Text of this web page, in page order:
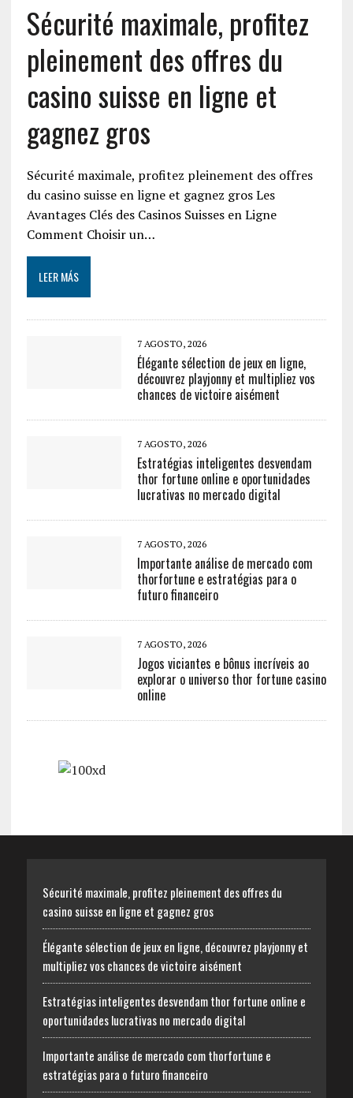
Sécurité maximale, profitez
pleinement des offres du
casino suisse en ligne et
gagnez gros
Sécurité maximale, profitez pleinement des offres
du casino suisse en ligne et gagnez gros Les
Avantages Clés des Casinos Suisses en Ligne
Comment Choisir un…
LEER MÁS
7 AGOSTO, 2026
Élégante sélection de jeux en ligne,
découvrez playjonny et multipliez vos
chances de victoire aisément
7 AGOSTO, 2026
Estratégias inteligentes desvendam
thor fortune online e oportunidades
lucrativas no mercado digital
7 AGOSTO, 2026
Importante análise de mercado com
thorfortune e estratégias para o
futuro financeiro
7 AGOSTO, 2026
Jogos viciantes e bônus incríveis ao
explorar o universo thor fortune casino
online
Sécurité maximale, profitez pleinement des offres du
casino suisse en ligne et gagnez gros
Élégante sélection de jeux en ligne, découvrez playjonny et
multipliez vos chances de victoire aisément
Estratégias inteligentes desvendam thor fortune online e
oportunidades lucrativas no mercado digital
Importante análise de mercado com thorfortune e
estratégias para o futuro financeiro